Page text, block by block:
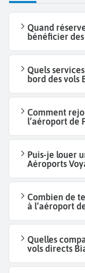
Quand
bénéficier
Quels
bord des vols
Comment
l’aéroport de
Puis-je louer
Aéroports
Combien de
à l’aéroport
Quelles
vols directs